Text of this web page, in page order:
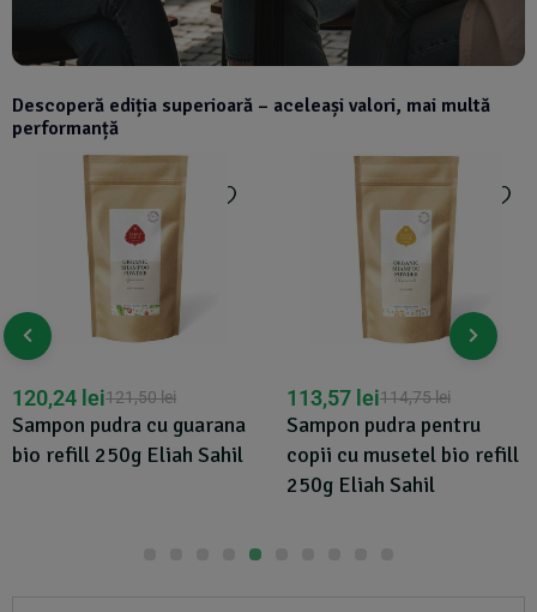
Descoperă ediția superioară – aceleași valori, mai multă
performanță
Sampon pudra pentru
copii cu musetel bio refill
114,75lei
113,57lei
Sampon pudra pentru
copii Dragonblood bio
refill 250g Eliah Sahil
114,75lei